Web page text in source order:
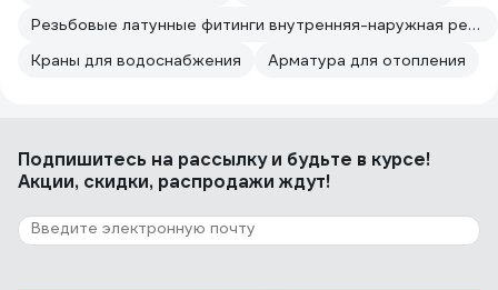
Резьбовые латунные фитинги внутренняя-наружная резьба
Краны для водоснабжения
Арматура для отопления
Подпишитесь на рассылкуи будьте в курсе!
Акции, скидки, распродажи ждут!